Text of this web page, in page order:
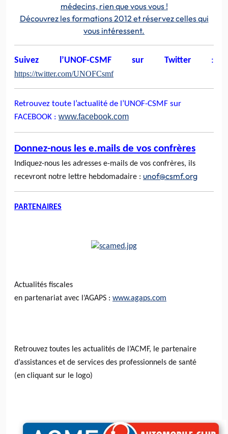
médecins, rien que vous vous !
Découvrez les formations 2012 et réservez celles qui
vous intéressent.
Suivez l’UNOF-CSMF sur Twitter:
https://twitter.com/UNOFCsmf
Retrouvez toute l’actualité de l’UNOF-CSMF sur
FACEBOOK : www.facebook.com
Donnez-nous les e.mails de vos confrères
Indiquez-nous les adresses e-mails de vos confrères, ils
recevront notre lettre hebdomadaire : unof@csmf.org
PARTENAIRES
Actualités fiscales
en partenariat avec l’AGAPS : www.agaps.com
Retrouvez toutes les actualités de l’ACMF, le partenaire
d’assistances et de services des professionnels de santé
(en cliquant sur le logo)